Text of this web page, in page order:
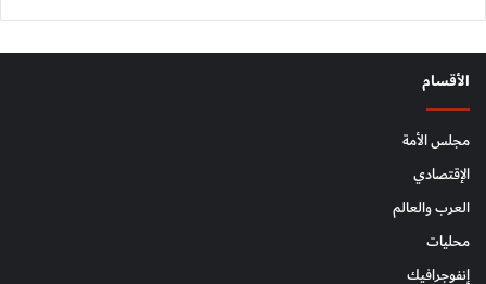
الأقسام
مجلس الأمة
الإقتصادي
العرب والعالم
محليات
إنفوجرافيك